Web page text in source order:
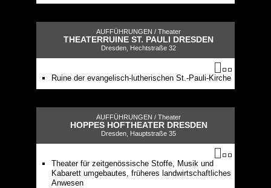
AUFFÜHRUNGEN / Theater
THEATERRUINE ST. PAULI DRESDEN
Dresden, Hechtstraße 32
Ruine der evangelisch-lutherischen St.-Pauli-Kirche
AUFFÜHRUNGEN / Theater
HOPPES HOFTHEATER DRESDEN
Dresden, Hauptstraße 35
Theater für zeitgenössische Stoffe, Musik und
Kabarett umgebautes, früheres landwirtschaftliches
Anwesen